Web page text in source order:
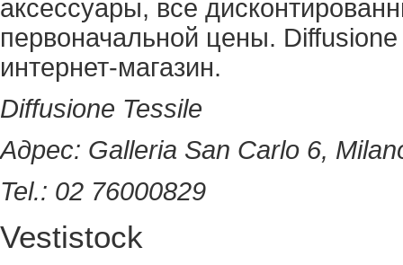
аксессуары, все
первоначальной цены.
интернет-магазин.
Diffusione Tessile
Адрес: Galleria San Carlo 6,
Tel.: 02 76000829
Vestistock